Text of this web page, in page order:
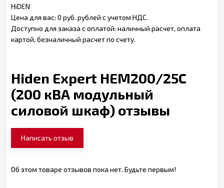
HiDEN
Цена для вас: 0 руб. рублей с учетом НДС.
Доступно для заказа с оплатой: наличный расчет, оплата
картой, безналичный расчет по счету.
Hiden Expert HEM200/25C
(200 кВА модульный
силовой шкаф) отзывы
Написать отзыв
Об этом товаре отзывов пока нет. Будьте первым!